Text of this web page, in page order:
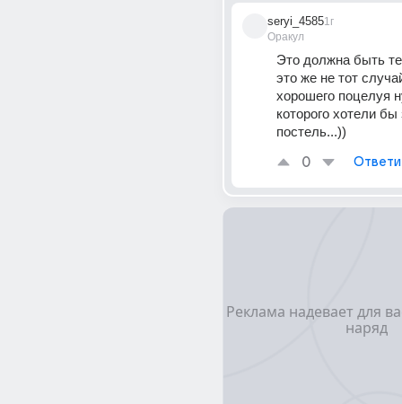
seryi_4585
Оракул
1г
Это должна быть
это же не тот
хорошего поцелуя
которого хотели
постель...))
0